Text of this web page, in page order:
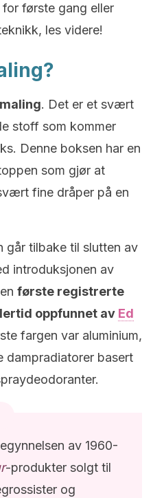
første gang eller
les videre!
. Det er et svært
stoff som kommer
Denne boksen har en
som gjør at
fine dråper på en
går tilbake til slutten av
introduksjonen av
første registrerte
oppfunnet av Ed
fargen var aluminium,
dampradiatorer basert
av 1960-
-produkter solgt til
og